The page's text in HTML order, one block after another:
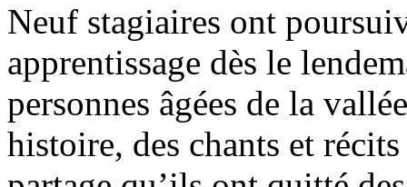
Neuf stagiaires ont
apprentissage dès le
personnes âgées de la
histoire, des chants et